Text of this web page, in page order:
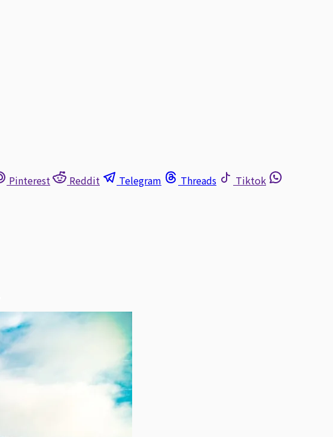
Pinterest Reddit Telegram Threads
Tiktok